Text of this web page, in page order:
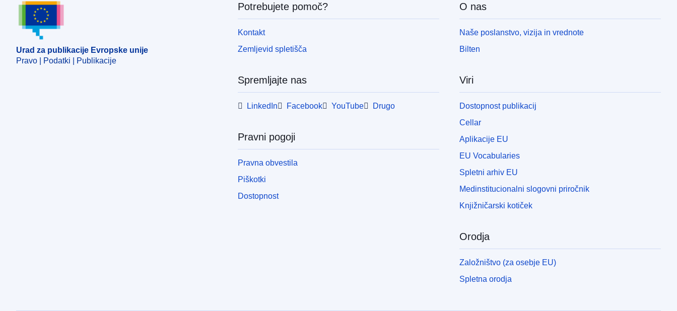
Urad za publikacije Evropske unije
Urad za publikacije Evropske unije
Pravo | Podatki | Publikacije
Potrebujete pomoč?
Kontakt
Zemljevid spletišča
Spremljajte nas
LinkedIn Facebook YouTube Drugo
Pravni pogoji
Pravna obvestila
Piškotki
Dostopnost
O nas
Naše poslanstvo, vizija in vrednote
Bilten
Viri
Dostopnost publikacij
Cellar
Aplikacije EU
EU Vocabularies
Spletni arhiv EU
Medinstitucionalni slogovni priročnik
Knjižničarski kotiček
Orodja
Založništvo (za osebje EU)
Spletna orodja